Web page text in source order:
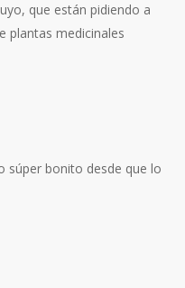
que están pidiendo a
plantas medicinales
súper bonito desde que lo